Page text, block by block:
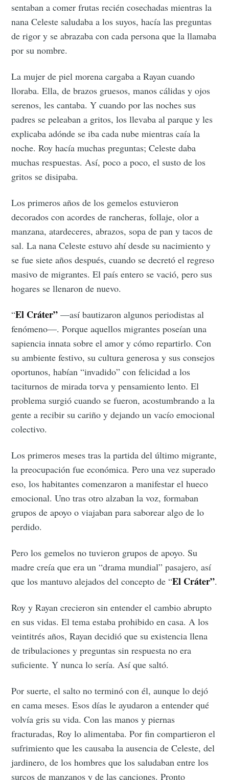
sentaban a comer frutas recién cosechadas mientras la
nana Celeste saludaba a los suyos, hacía las preguntas
de rigor y se abrazaba con cada persona que la llamaba
por su nombre.
La mujer de piel morena cargaba a Rayan cuando
lloraba. Ella, de brazos gruesos, manos cálidas y ojos
serenos, les cantaba. Y cuando por las noches sus
padres se peleaban a gritos, los llevaba al parque y les
explicaba adónde se iba cada nube mientras caía la
noche. Roy hacía muchas preguntas; Celeste daba
muchas respuestas. Así, poco a poco, el susto de los
gritos se disipaba.
Los primeros años de los gemelos estuvieron
decorados con acordes de rancheras, follaje, olor a
manzana, atardeceres, abrazos, sopa de pan y tacos de
sal. La nana Celeste estuvo ahí desde su nacimiento y
se fue siete años después, cuando se decretó el regreso
masivo de migrantes. El país entero se vació, pero sus
hogares se llenaron de nuevo.
“El Cráter” —así bautizaron algunos periodistas al
fenómeno—. Porque aquellos migrantes poseían una
sapiencia innata sobre el amor y cómo repartirlo. Con
su ambiente festivo, su cultura generosa y sus consejos
oportunos, habían “invadido” con felicidad a los
taciturnos de mirada torva y pensamiento lento. El
problema surgió cuando se fueron, acostumbrando a la
gente a recibir su cariño y dejando un vacío emocional
colectivo.
Los primeros meses tras la partida del último migrante,
la preocupación fue económica. Pero una vez superado
eso, los habitantes comenzaron a manifestar el hueco
emocional. Uno tras otro alzaban la voz, formaban
grupos de apoyo o viajaban para saborear algo de lo
perdido.
Pero los gemelos no tuvieron grupos de apoyo. Su
madre creía que era un “drama mundial” pasajero, así
que los mantuvo alejados del concepto de “El Cráter”.
Roy y Rayan crecieron sin entender el cambio abrupto
en sus vidas. El tema estaba prohibido en casa. A los
veintitrés años, Rayan decidió que su existencia llena
de tribulaciones y preguntas sin respuesta no era
suficiente. Y nunca lo sería. Así que saltó.
Por suerte, el salto no terminó con él, aunque lo dejó
en cama meses. Esos días le ayudaron a entender qué
volvía gris su vida. Con las manos y piernas
fracturadas, Roy lo alimentaba. Por fin compartieron el
sufrimiento que les causaba la ausencia de Celeste, del
jardinero, de los hombres que los saludaban entre los
surcos de manzanos y de las canciones. Pronto